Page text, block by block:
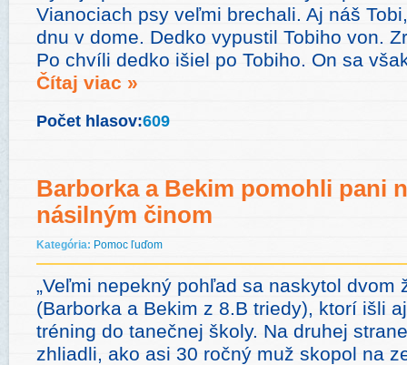
Vianociach psy veľmi brechali. Aj náš
dnu v dome. Dedko vypustil Tobiho von.
Po chvíli dedko išiel po Tobiho. On sa
Čítaj viac »
Počet hlasov:609
Barborka a Bekim pomohli pani
násilným činom
Kategória: Pomoc ľuďom
„Veľmi nepekný pohľad sa naskytol dvom
(Barborka a Bekim z 8.B triedy), ktorí išli
tréning do tanečnej školy. Na druhej
zhliadli, ako asi 30 ročný muž skopol na